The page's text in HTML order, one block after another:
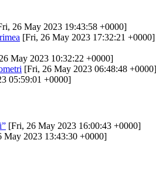
26 May 2023 19:43:58 +0000]
[Fri, 26 May 2023 17:32:21 +0000]
May 2023 10:32:22 +0000]
[Fri, 26 May 2023 06:48:48 +0000]
05:59:01 +0000]
[Fri, 26 May 2023 16:00:43 +0000]
May 2023 13:43:30 +0000]